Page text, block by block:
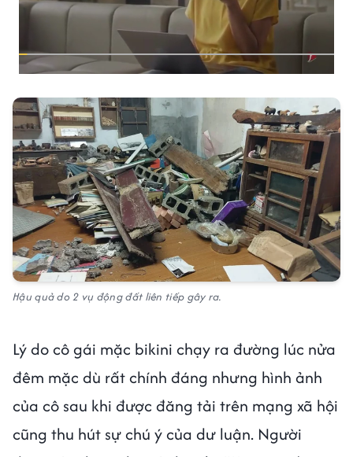
Hậu quả do 2 vụ động đất liên tiếp gây ra.
Lý do cô gái mặc bikini chạy ra đường lúc nửa
đêm mặc dù rất chính đáng nhưng hình ảnh
của cô sau khi được đăng tải trên mạng xã hội
cũng thu hút sự chú ý của dư luận. Người